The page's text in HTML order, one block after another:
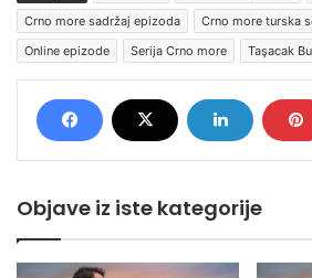
Crno more sadržaj epizoda
Crno more turska
Online epizode
Serija Crno more Taşacak
Objave iz iste kategorije